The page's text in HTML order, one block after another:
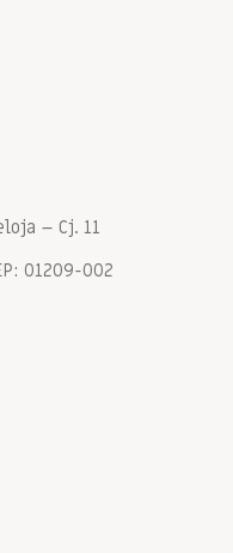
– Cj. 11
01209-002